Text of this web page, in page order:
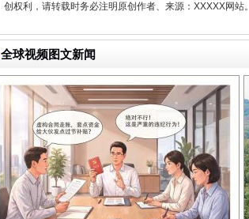
创权利，请转载时务必注明原创作者、来源：XXXXX网站。
全球视频图文新闻
揭开“小金库”的免责幌子